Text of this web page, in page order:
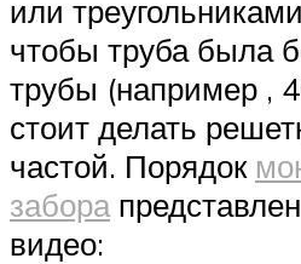
или
чтобы труба была
трубы (например ,
стоит делать
частой. Порядок
забора
видео: